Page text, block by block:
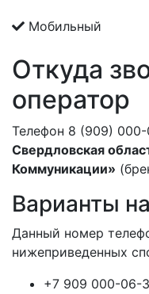
Мобильный
Откуда
оператор
Телефон 8 (909) 000-
Свердловская
Коммуникации»
Варианты
Данный номер
нижеприведенных
+7 909 000-06-